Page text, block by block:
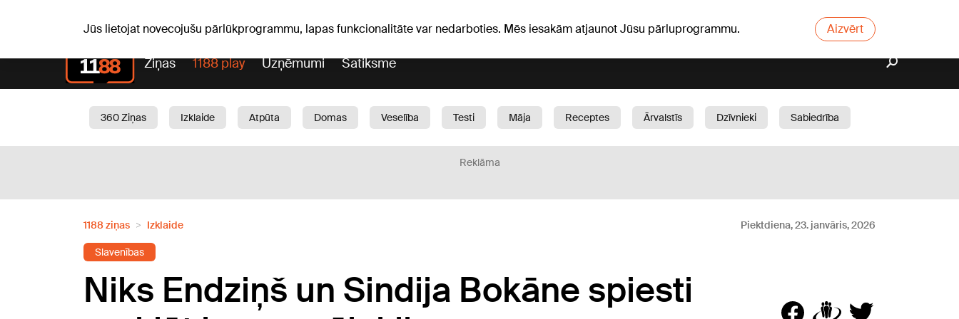
Jūs lietojat novecojušu pārlūkprogrammu, lapas funkcionalitāte var nedarboties. Mēs iesakām atjaunot Jūsu pārluprogrammu. Aizvērt
Ziņas 1188 play Uzņēmumi Satiksme
360 Ziņas Izklaide Atpūta Domas Veselība Testi Māja Receptes Ārvalstīs Dzīvnieki
Sabiedrība
Reklāma
1188 ziņas Izklaide Piektdiena, 23. janvāris, 2026
Slavenības
Niks Endziņš un Sindija Bokāne spiesti